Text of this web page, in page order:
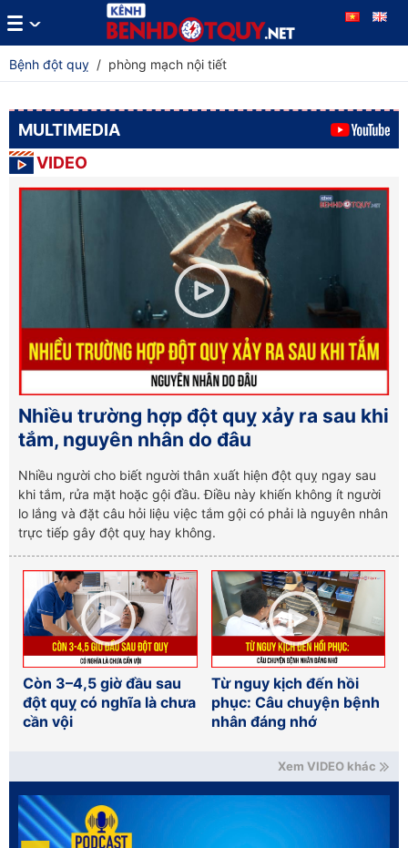
Bệnh đột quỵ / phòng mạch nội tiết
MULTIMEDIA
VIDEO
Nhiều trường hợp đột quỵ xảy ra sau khi
tắm, nguyên nhân do đâu
Nhiều người cho biết người thân xuất hiện đột quỵ ngay sau
khi tắm, rửa mặt hoặc gội đầu. Điều này khiến không ít người
lo lắng và đặt câu hỏi liệu việc tắm gội có phải là nguyên nhân
trực tiếp gây đột quỵ hay không.
Còn 3–4,5 giờ đầu sau
đột quỵ có nghĩa là chưa
cần vội
Từ nguy kịch đến hồi
phục: Câu chuyện bệnh
nhân đáng nhớ
Xem VIDEO khác